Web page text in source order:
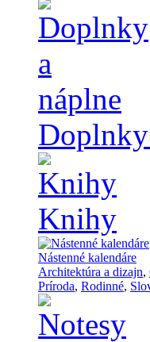
Knihy
Nástenné kalendáre
Architektúra a dizajn,
Príroda, Rodinné,